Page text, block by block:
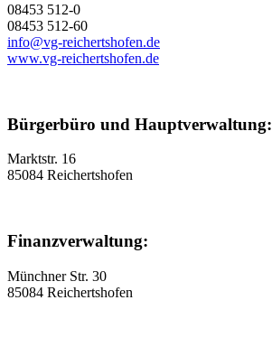
08453 512-0
08453 512-60
info@vg-reichertshofen.de
www.vg-reichertshofen.de
Bürgerbüro und Hauptverwaltung:
Marktstr. 16
85084 Reichertshofen
Finanzverwaltung:
Münchner Str. 30
85084 Reichertshofen